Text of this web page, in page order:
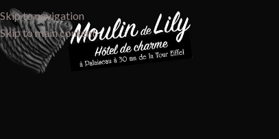
Skip to navigation
Skip to main content